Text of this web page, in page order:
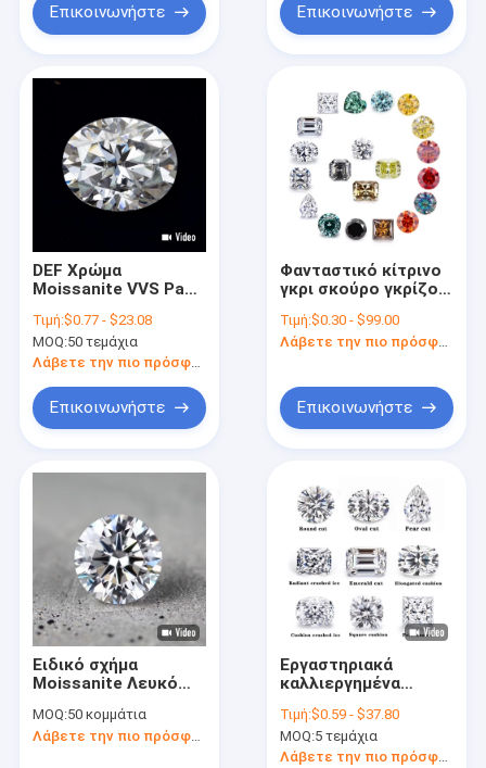
Επικοινωνήστε Επικοινωνήστε
DEF Χρώμα
Moissanite VVS Pass
Δοκιμαστή Χαλαρές
οβάλ πέτρες
Moissanite
Τιμή:$0.77 - $23.08
MOQ:50 τεμάχια
Λάβετε την πιο πρόσφατη τιμή
Επικοινωνήστε
Φανταστικό κίτρινο
γκρι σκούρο γκρίζο
κόκκινο ροζ χρώμα
χρωματιστά χαλαρά
Τιμή:$0.30 - $99.00
Επικοινωνήστε
Ειδικό σχήμα
Moissanite Λευκό
Αμετάβλητο
Moissanite πέτρα
MOQ:50 κομμάτια
Λάβετε την πιο πρόσφατη τιμή
Εργαστηριακά
καλλιεργημένα
διαμάντι
πιστοποιητικό VVS 7
καρατίων φωτεινά
Τιμή:$0.59 - $37.80
MOQ:5 τεμάχια
Λάβετε την πιο πρόσφατη τιμή